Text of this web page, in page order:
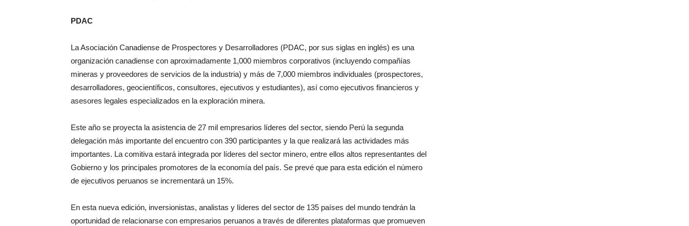
PDAC
La Asociación Canadiense de Prospectores y Desarrolladores (PDAC, por sus siglas en inglés) es una
organización canadiense con aproximadamente 1,000 miembros corporativos (incluyendo compañías
mineras y proveedores de servicios de la industria) y más de 7,000 miembros individuales (prospectores,
desarrolladores, geocientíficos, consultores, ejecutivos y estudiantes), así como ejecutivos financieros y
asesores legales especializados en la exploración minera.
Este año se proyecta la asistencia de 27 mil empresarios líderes del sector, siendo Perú la segunda
delegación más importante del encuentro con 390 participantes y la que realizará las actividades más
importantes. La comitiva estará integrada por líderes del sector minero, entre ellos altos representantes del
Gobierno y los principales promotores de la economía del país. Se prevé que para esta edición el número
de ejecutivos peruanos se incrementará un 15%.
En esta nueva edición, inversionistas, analistas y líderes del sector de 135 países del mundo tendrán la
oportunidad de relacionarse con empresarios peruanos a través de diferentes plataformas que promueven